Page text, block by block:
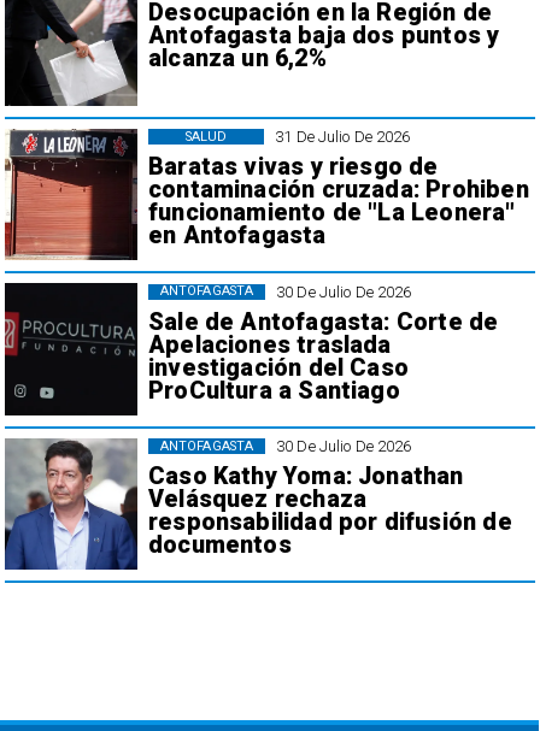
Desocupación en la Región de
Antofagasta baja dos puntos y
alcanza un 6,2%
31 De Julio De 2026
Baratas vivas y riesgo de
contaminación cruzada: Prohiben
funcionamiento de "La Leonera"
en Antofagasta
SALUD
30 De Julio De 2026
Sale de Antofagasta: Corte de
Apelaciones traslada
investigación del Caso
ProCultura a Santiago
ANTOFAGASTA
30 De Julio De 2026
Caso Kathy Yoma: Jonathan
Velásquez rechaza
responsabilidad por difusión de
documentos
ANTOFAGASTA